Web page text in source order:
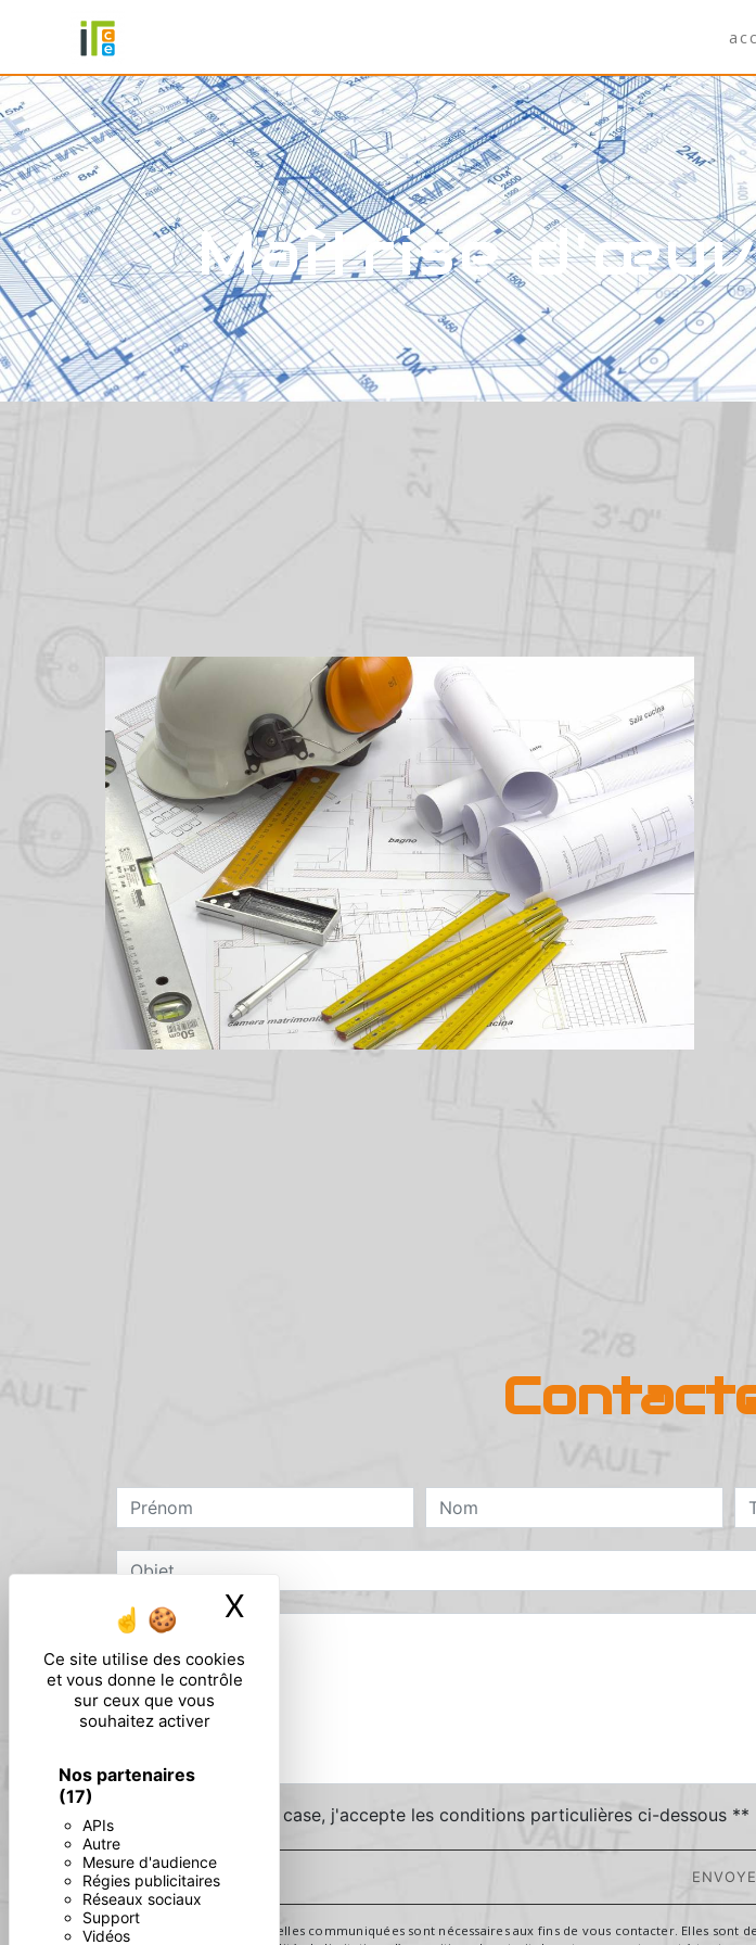
Ce site utilise des cookies
et vous donne le contrôle
sur ceux que vous
souhaitez activer
Nos partenaires
(17)
APIs
Autre
Mesure d'audience
Régies publicitaires
Réseaux sociaux
Support
Vidéos
X Masquer le bandeau des cookies
Maîtrise
En cochant cette case, j'accepte les conditions particulières ci-dessous **
** Les données personnelles communiquées sont nécessaires aux fins de vous contacter. Elles sont